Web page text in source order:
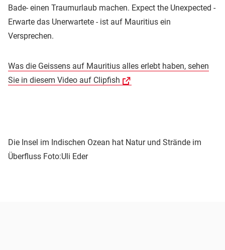
Bade- einen Traumurlaub machen. Expect the Unexpected -
Erwarte das Unerwartete - ist auf Mauritius ein
Versprechen.
Was die Geissens auf Mauritius alles erlebt haben, sehen
Sie in diesem Video auf Clipfish
Die Insel im Indischen Ozean hat Natur und Strände im
Überfluss Foto:Uli Eder